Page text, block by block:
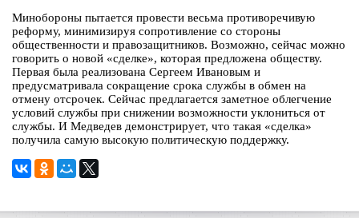
Минобороны пытается провести весьма противоречивую
реформу, минимизируя сопротивление со стороны
общественности и правозащитников. Возможно, сейчас можно
говорить о новой «сделке», которая предложена обществу.
Первая была реализована Сергеем Ивановым и
предусматривала сокращение срока службы в обмен на
отмену отсрочек. Сейчас предлагается заметное облегчение
условий службы при снижении возможности уклониться от
службы. И Медведев демонстрирует, что такая «сделка»
получила самую высокую политическую поддержку.